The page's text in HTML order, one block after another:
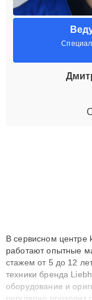
В сервисном центре
работают опытные
стажем от 5 до 12
техники бренда
оборудование и
регулярно проходит